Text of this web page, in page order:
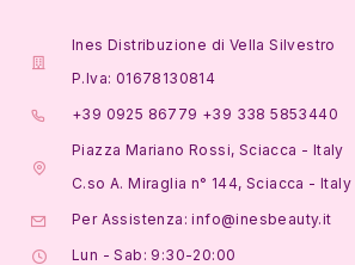
Ines Distribuzione di Vella Silvestro
P.Iva: 01678130814
+39 0925 86779 +39 338 5853440
Piazza Mariano Rossi, Sciacca - Italy
C.so A. Miraglia n° 144, Sciacca - Italy
Per Assistenza: info@inesbeauty.it
Lun - Sab: 9:30-20:00